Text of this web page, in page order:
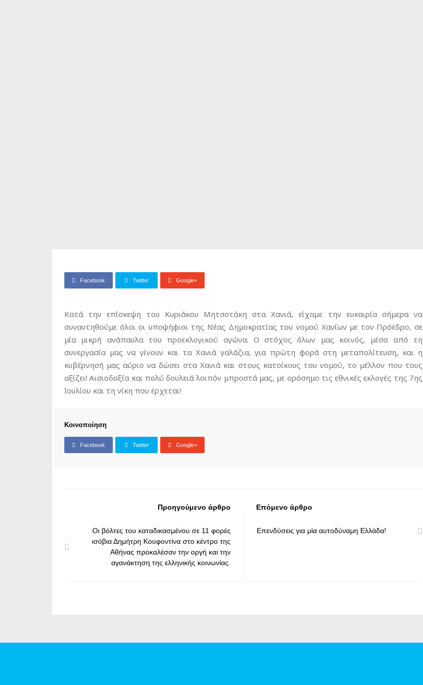
Facebook Twitter Google+
Κατά την επίσκεψη του Κυριάκου Μητσοτάκη στα Χανιά, είχαμε την ευκαιρία σήμερα να
συναντηθούμε όλοι οι υποψήφιοι της Νέας Δημοκρατίας του νομού Χανίων με τον Πρόεδρο, σε
μία μικρή ανάπαυλα του προεκλογικού αγώνα. Ο στόχος όλων μας κοινός, μέσα από τη
συνεργασία μας να γίνουν και τα Χανιά γαλάζια, για πρώτη φορά στη μεταπολίτευση, και η
κυβέρνησή μας αύριο να δώσει στα Χανιά και στους κατοίκους του νομού, το μέλλον που τους
αξίζει! Αισιοδοξία και πολύ δουλειά λοιπόν μπροστά μας, με ορόσημο τις εθνικές εκλογές της 7ης
Ιουλίου και τη νίκη που έρχεται!
Κοινοποίηση
Facebook Twitter Google+
Προηγούμενο άρθρο
Οι βόλτες του καταδικασμένου σε 11 φορές
ισόβια Δημήτρη Κουφοντίνα στο κέντρο της
Αθήνας προκαλέσαν την οργή και την
αγανάκτηση της ελληνικής κοινωνίας.
Επόμενο άρθρο
Επενδύσεις για μία αυτοδύναμη Ελλάδα!